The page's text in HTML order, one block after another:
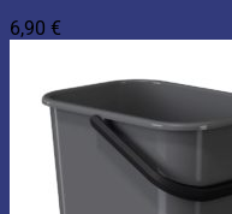
6,90 €